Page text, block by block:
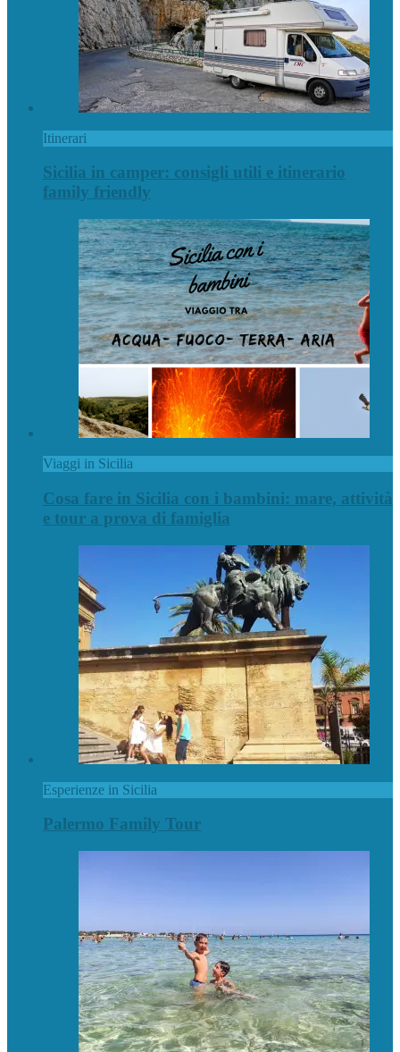
Itinerari
Sicilia in camper: consigli utili e itinerario
family friendly
Viaggi in Sicilia
Cosa fare in Sicilia con i bambini: mare, attività
e tour a prova di famiglia
Esperienze in Sicilia
Palermo Family Tour